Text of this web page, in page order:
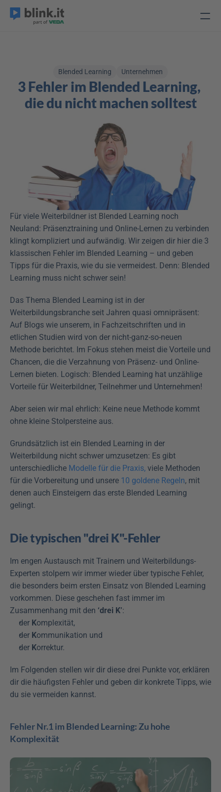
Blended Learning Unternehmen
3 Fehler im Blended Learning,
die du nicht machen solltest
Für viele Weiterbildner ist Blended Learning noch
Neuland: Präsenztraining und Online-Lernen zu verbinden
klingt kompliziert und aufwändig. Wir zeigen dir hier die 3
klassischen Fehler im Blended Learning – und geben
Tipps für die Praxis, wie du sie vermeidest. Denn: Blended
Learning muss nicht schwer sein!
Das Thema Blended Learning ist in der
Weiterbildungsbranche seit Jahren quasi omnipräsent:
Auf Blogs wie unserem, in Fachzeitschriften und in
etlichen Studien wird von der nicht-ganz-so-neuen
Methode berichtet. Im Fokus stehen meist die Vorteile und
Chancen, die die Verzahnung von Präsenz- und Online-
Lernen bieten. Logisch: Blended Learning hat unzählige
Vorteile für Weiterbildner, Teilnehmer und Unternehmen!
Aber seien wir mal ehrlich: Keine neue Methode kommt
ohne kleine Stolpersteine aus.
Grundsätzlich ist ein Blended Learning in der
Weiterbildung nicht schwer umzusetzen: Es gibt
unterschiedliche Modelle für die Praxis, viele Methoden
für die Vorbereitung und unsere 10 goldene Regeln, mit
denen auch Einsteigern das erste Blended Learning
gelingt.
Die typischen "drei K"-Fehler
Im engen Austausch mit Trainern und Weiterbildungs-
Experten stolpern wir immer wieder über typische Fehler,
die besonders beim ersten Einsatz von Blended Learning
vorkommen. Diese geschehen fast immer im
Zusammenhang mit den ‘drei K’:
der Komplexität,
der Kommunikation und
der Korrektur.
Im Folgenden stellen wir dir diese drei Punkte vor, erklären
dir die häufigsten Fehler und geben dir konkrete Tipps, wie
du sie vermeiden kannst.
Fehler Nr.1 im Blended Learning: Zu hohe
Komplexität